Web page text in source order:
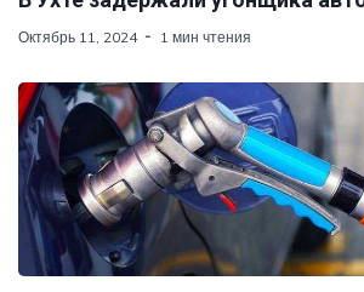
Октябрь 11, 2024 1 мин чтения